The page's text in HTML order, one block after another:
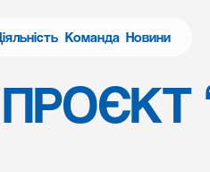
Команда Новини